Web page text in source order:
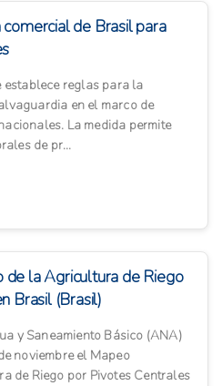
de Brasil para
establece reglas para la
en el marco de
La medida permite
de pr...
de la Agricultura de Riego
Brasil (Brasil)
y Saneamiento Básico (ANA)
noviembre el Mapeo
de Riego por Pivotes Centrales